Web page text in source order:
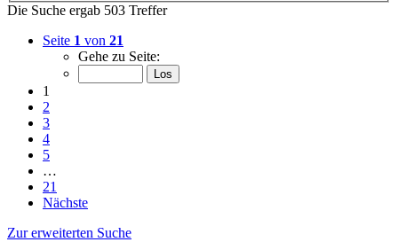
Die Suche ergab 503 Treffer
Seite 1 von 21
Gehe zu Seite:
1
2
3
4
5
…
21
Nächste
Zur erweiterten Suche